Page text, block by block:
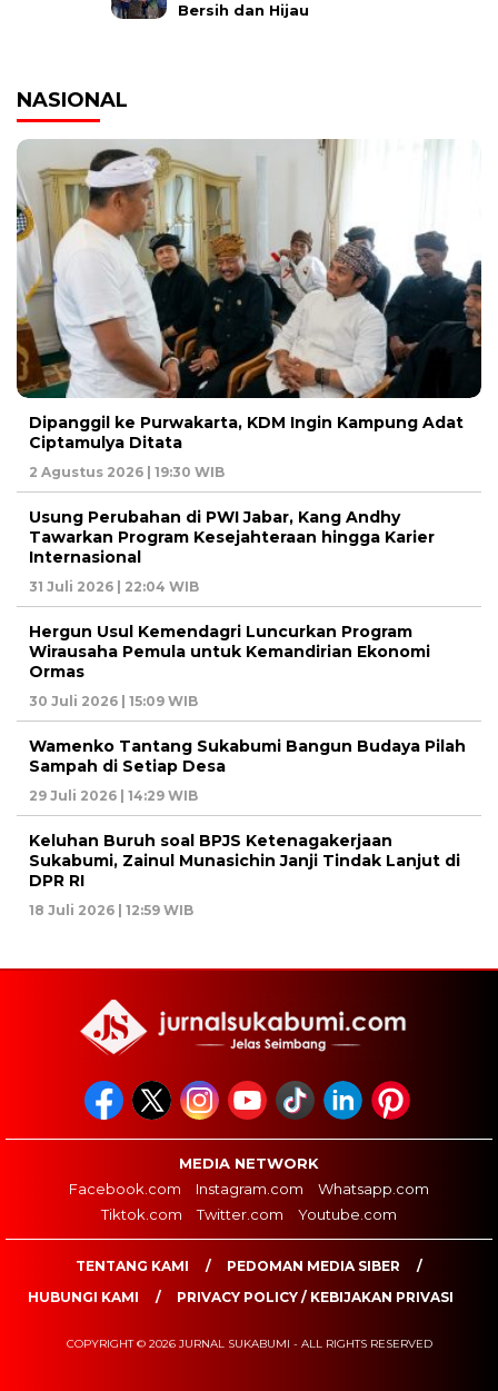
Bersih dan Hijau
NASIONAL
Dipanggil ke Purwakarta, KDM Ingin Kampung Adat
Ciptamulya Ditata
2 Agustus 2026 | 19:30 WIB
Usung Perubahan di PWI Jabar, Kang Andhy
Tawarkan Program Kesejahteraan hingga Karier
Internasional
31 Juli 2026 | 22:04 WIB
Hergun Usul Kemendagri Luncurkan Program
Wirausaha Pemula untuk Kemandirian Ekonomi
Ormas
30 Juli 2026 | 15:09 WIB
Wamenko Tantang Sukabumi Bangun Budaya Pilah
Sampah di Setiap Desa
29 Juli 2026 | 14:29 WIB
Keluhan Buruh soal BPJS Ketenagakerjaan
Sukabumi, Zainul Munasichin Janji Tindak Lanjut di
DPR RI
18 Juli 2026 | 12:59 WIB
MEDIA NETWORK
Facebook.com
Instagram.com
Whatsapp.com
Tiktok.com
Twitter.com Youtube.com
TENTANG KAMI
PEDOMAN MEDIA SIBER
HUBUNGI KAMI
PRIVACY POLICY / KEBIJAKAN PRIVASI
COPYRIGHT © 2026 JURNAL SUKABUMI - ALL RIGHTS RESERVED